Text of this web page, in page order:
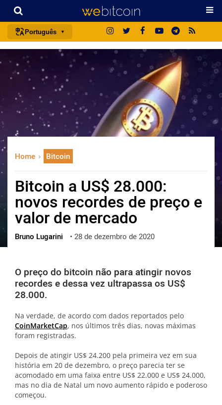
Português
português (BR)
english
español
français
italiano
deutsch
中文
한국어
العربية
ไทย
ქართული
vietnamese
Home Bitcoin
Bitcoin a US$ 28.000:
novos recordes de preço e
valor de mercado
Bruno Lugarini • 28 de dezembro de 2020
O preço do bitcoin não para atingir novos
recordes e dessa vez ultrapassa os US$
28.000.
Na verdade, de acordo com dados reportados pelo
CoinMarketCap, nos últimos três dias, novas máximas
foram registradas.
Depois de atingir US$ 24.200 pela primeira vez em sua
história em 20 de dezembro, o preço parecia ter se
acomodado em uma faixa entre US$ 22.000 e US$ 24.000,
mas no dia de Natal um novo aumento rápido e poderoso
começou.